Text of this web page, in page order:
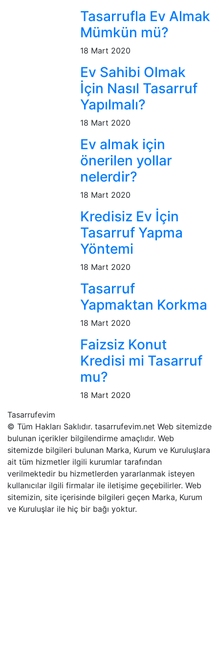
Tasarrufla Ev Almak
Mümkün mü?
18 Mart 2020
Ev Sahibi Olmak
İçin Nasıl Tasarruf
Yapılmalı?
18 Mart 2020
Ev almak için
önerilen yollar
nelerdir?
18 Mart 2020
Kredisiz Ev İçin
Tasarruf Yapma
Yöntemi
18 Mart 2020
Tasarruf
Yapmaktan Korkma
18 Mart 2020
Faizsiz Konut
Kredisi mi Tasarruf
mu?
18 Mart 2020
Tasarrufevim
© Tüm Hakları Saklıdır. tasarrufevim.net Web sitemizde
bulunan içerikler bilgilendirme amaçlıdır. Web
sitemizde bilgileri bulunan Marka, Kurum ve Kuruluşlara
ait tüm hizmetler ilgili kurumlar tarafından
verilmektedir bu hizmetlerden yararlanmak isteyen
kullanıcılar ilgili firmalar ile iletişime geçebilirler. Web
sitemizin, site içerisinde bilgileri geçen Marka, Kurum
ve Kuruluşlar ile hiç bir bağı yoktur.